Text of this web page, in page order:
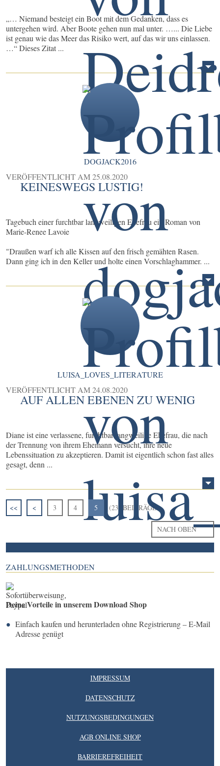
„… Niemand besteigt ein Boot mit dem Gedanken, dass es
untergehen wird. Aber Boote gehen nun mal unter. …... Die Liebe
ist genau wie das Meer das Risiko wert, auf das wir uns einlassen.
…“ Dieses Zitat ...
DOGJACK2016
VERÖFFENTLICHT AM25.08.2020
KEINESWEGS LUSTIG!
Tagebuch einer furchtbar langweiligen Ehefrau ein Roman von
Marie-Renee Lavoie
"Draußen warf ich alle Kissen auf den frisch gemähten Rasen.
Dann ging ich in den Keller und holte einen Vorschlaghammer. ...
LUISA_LOVES_LITERATURE
VERÖFFENTLICHT AM24.08.2020
AUF ALLEN EBENEN ZU WENIG
Diane ist eine verlassene, furchtbar langweilige Ehefrau, die nach
der Trennung von ihrem Ehemann versucht, ihre neue
Lebenssituation zu akzeptieren. Damit ist eigentlich schon fast alles
gesagt, denn ...
<< < 3 4 5 (23) BEITRÄGE
NACH OBEN
ZAHLUNGSMETHODEN
Deine Vorteile in unserem Download Shop
Einfach kaufen und herunterladen ohne Registrierung – E-Mail
Adresse genügt
IMPRESSUM
DATENSCHUTZ
NUTZUNGSBEDINGUNGEN
AGB ONLINE SHOP
BARRIEREFREIHEIT